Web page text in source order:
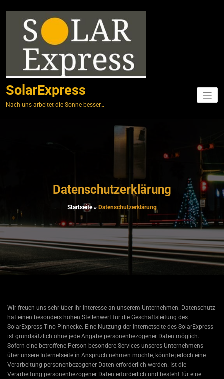
SolarExpress
Nach uns arbeitet die Sonne besser…
Datenschutzerklärung
Startseite» Datenschutzerklärung
Wir freuen uns sehr über Ihr Interesse an unserem Unternehmen. Datenschutz
hat einen besonders hohen Stellenwert für die Geschäftsleitung des
SolarExpress Tino Pinnecke. Eine Nutzung der Internetseite des SolarExpress
ist grundsätzlich ohne jede Angabe personenbezogener Daten möglich.
Sofern eine betroffene Person besondere Services unseres Unternehmens
über unsere Internetseite in Anspruch nehmen möchte, könnte jedoch eine
Verarbeitung personenbezogener Daten erforderlich werden. Ist die
Verarbeitung personenbezogener Daten erforderlich und besteht für eine